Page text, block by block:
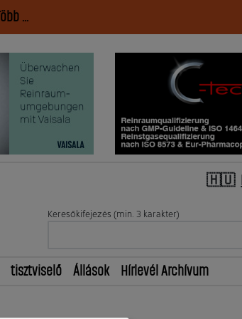
Több ...
Keresőkifejezés (min. 3 karakter)
tisztviselő Állások Hírlevél Archívum